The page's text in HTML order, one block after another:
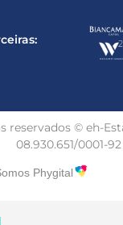
reservados © eh-
08.930.651/0001-92
Phygital